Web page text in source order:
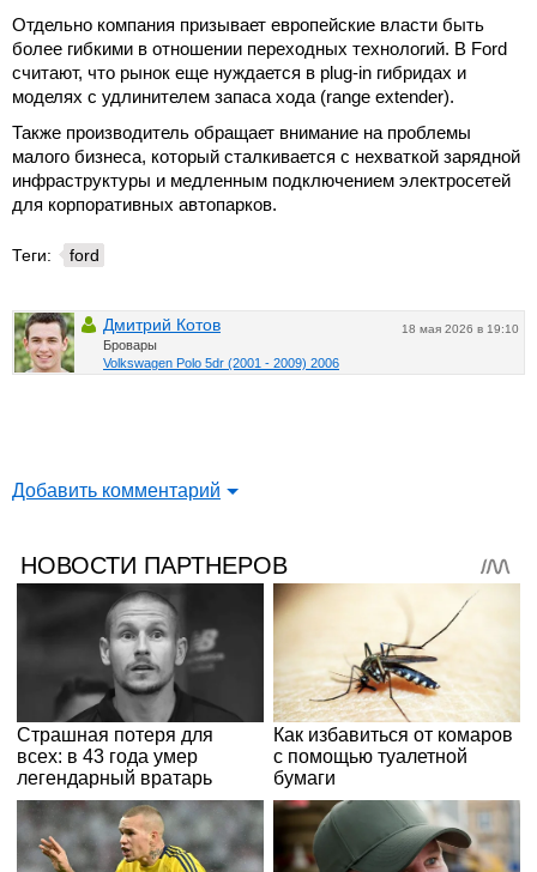
Отдельно компания призывает европейские власти быть
более гибкими в отношении переходных технологий. В Ford
считают, что рынок еще нуждается в plug-in гибридах и
моделях с удлинителем запаса хода (range extender).
Также производитель обращает внимание на проблемы
малого бизнеса, который сталкивается с нехваткой зарядной
инфраструктуры и медленным подключением электросетей
для корпоративных автопарков.
Теги: ford
18 мая 2026 в 19:10
Дмитрий Котов
Бровары
Volkswagen Polo 5dr (2001 - 2009) 2006
Добавить комментарий